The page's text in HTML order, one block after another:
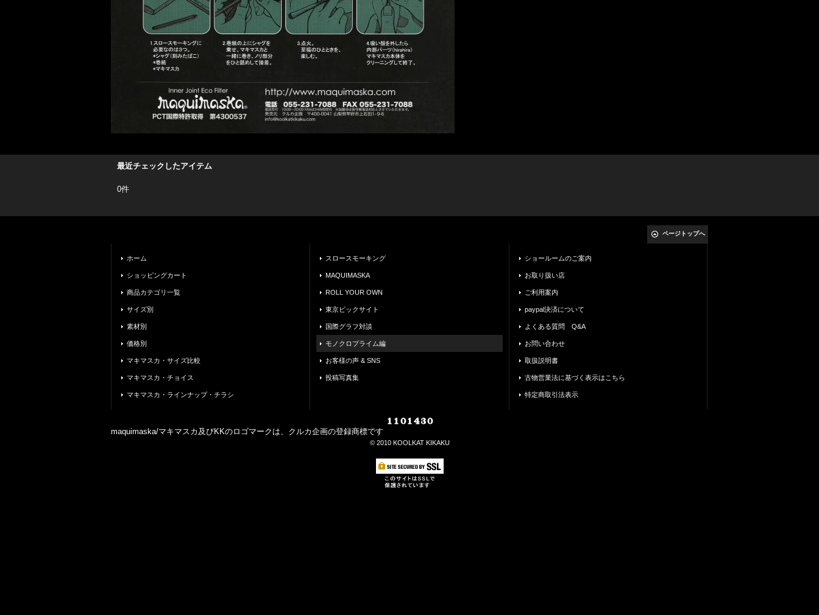
最近チェックしたアイテム
0件
ページトップへ
ホーム
ショッピングカート
商品カテゴリ一覧
サイズ別
素材別
価格別
マキマスカ・サイズ比較
マキマスカ・チョイス
マキマスカ・ラインナップ・チラシ
スロースモーキング
MAQUIMASKA
ROLL YOUR OWN
東京ビックサイト
国際グラフ対談
モノクロプライム編
お客様の声 & SNS
投稿写真集
ショールームのご案内
お取り扱い店
ご利用案内
paypal決済について
よくある質問 Q&A
お問い合わせ
取扱説明書
古物営業法に基づく表示はこちら
特定商取引法表示
maquimaska/マキマスカ及びKKのロゴマークは、クルカ企画の登録商標です
©︎ 2010 KOOLKAT KIKAKU